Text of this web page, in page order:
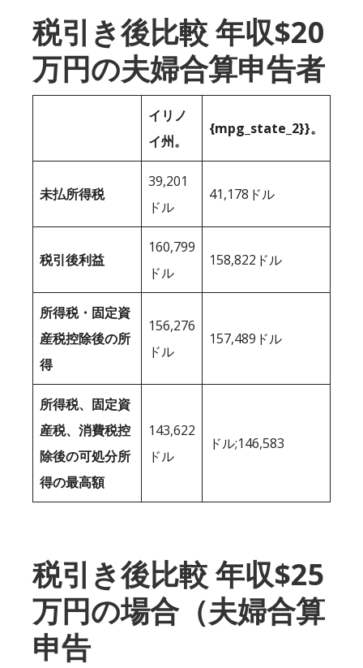
税引き後比較 年収$20
万円の夫婦合算申告者
イリノ
イ州。
{mpg_state_2}}。
未払所得税
39,201
ドル
41,178ドル
税引後利益
160,799
ドル
158,822ドル
所得税・固定資
産税控除後の所
得
156,276
ドル
157,489ドル
所得税、固定資
産税、消費税控
除後の可処分所
得の最高額
143,622
ドル
ドル;146,583
税引き後比較 年収$25
万円の場合（夫婦合算
申告